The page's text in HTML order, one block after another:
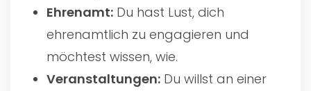
Ehrenamt: Du hast Lust, dich
ehrenamtlich zu engagieren und
möchtest wissen, wie.
Veranstaltungen: Du willst an einer